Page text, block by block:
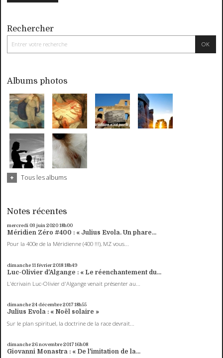
Rechercher
Albums photos
Tous les albums
Notes récentes
mercredi 03 juin 202018h00
Méridien Zéro #400 : « Julius Evola. Un phare...
Pour la 400e de la Méridienne (400 !!!), MZ vous...
dimanche 11 février 201818h49
Luc-Olivier d'Algange : « Le réenchantement du...
L'écrivain Luc-Olivier d'Algange venait présenter au...
dimanche 24 décembre 201718h55
Julius Evola : « Noël solaire »
Sur le plan spirituel, la doctrine de la race devrait...
dimanche 26novembre 201716h08
Giovanni Monastra : « De l'imitation de la...